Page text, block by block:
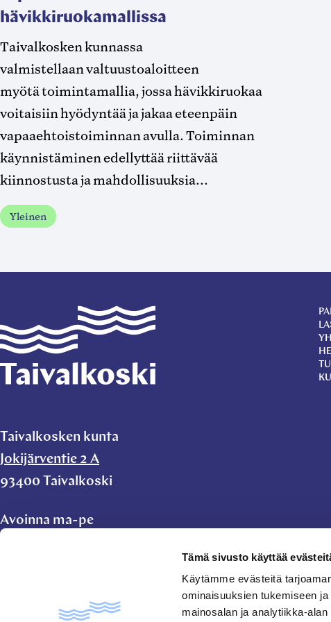
Tämä sivusto käyttää
Käytämme evästeitä
ominaisuuksien tukemiseen
mainosalan ja analytiikka-
hävikkiruokamallissa
Taivalkosken kunnassa
valmistellaan valtuustoaloitteen
myötä toimintamallia, jossa hävikkiruokaa
voitaisiin hyödyntää ja jakaa eteenpäin
vapaaehtoistoiminnan avulla. Toiminnan
käynnistäminen edellyttää riittävää
kiinnostusta ja mahdollisuuksia...
Yleinen
Taivalkosken kunta
Jokijärventie 2 A
93400 Taivalkoski
Avoinna ma-pe
taivalkoski.kunta@taivalkoski.fi